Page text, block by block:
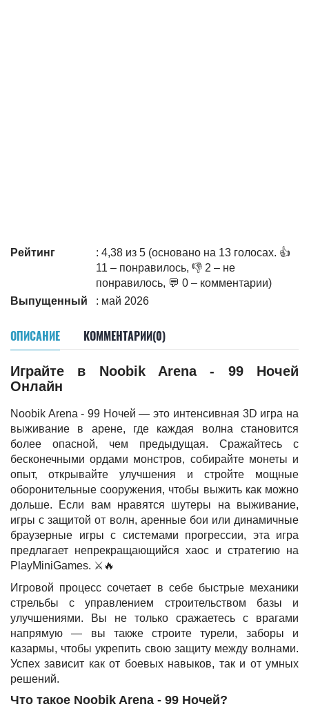
Рейтинг
: 4,38 из 5 (основано на 13 голосах. 👍
11 – понравилось, 👎 2 – не
понравилось, 💬 0 – комментарии)
Выпущенный
: май 2026
ОПИСАНИЕ КОММЕНТАРИИ(0)
Играйте в Noobik Arena - 99 Ночей
Онлайн
Noobik Arena - 99 Ночей — это интенсивная 3D игра на
выживание в арене, где каждая волна становится
более опасной, чем предыдущая. Сражайтесь с
бесконечными ордами монстров, собирайте монеты и
опыт, открывайте улучшения и стройте мощные
оборонительные сооружения, чтобы выжить как можно
дольше. Если вам нравятся шутеры на выживание,
игры с защитой от волн, аренные бои или динамичные
браузерные игры с системами прогрессии, эта игра
предлагает непрекращающийся хаос и стратегию на
PlayMiniGames. ⚔️🔥
Игровой процесс сочетает в себе быстрые механики
стрельбы с управлением строительством базы и
улучшениями. Вы не только сражаетесь с врагами
напрямую — вы также строите турели, заборы и
казармы, чтобы укрепить свою защиту между волнами.
Успех зависит как от боевых навыков, так и от умных
решений.
Что такое Noobik Arena - 99 Ночей?